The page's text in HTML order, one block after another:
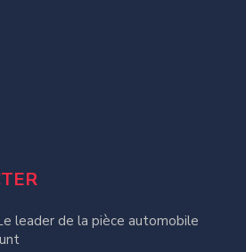
leader de la pièce automobile